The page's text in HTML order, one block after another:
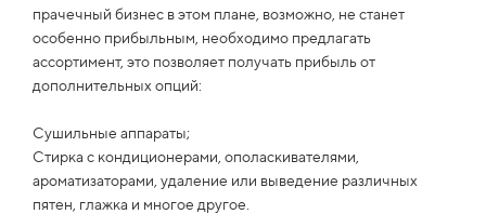
прачечный бизнес в этом плане, возможно, не станет
особенно прибыльным, необходимо предлагать
ассортимент, это позволяет получать прибыль от
дополнительных опций:
Сушильные аппараты;
Стирка с кондиционерами, ополаскивателями,
ароматизаторами, удаление или выведение различных
пятен, глажка и многое другое.